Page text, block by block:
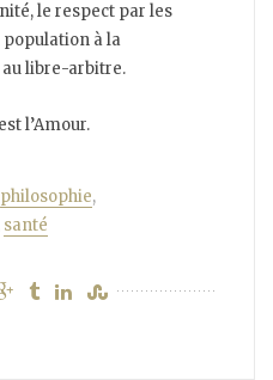
le respect par les
à la
libre-arbitre.
l’Amour.
philosophie,
santé